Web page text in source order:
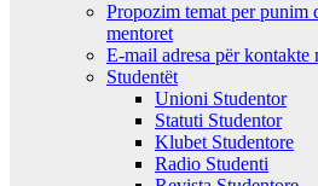
Propozim temat per punim
mentoret
E-mail adresa për kontakte
Studentët
Unioni Studentor
Statuti Studentor
Klubet Studentore
Radio Studenti